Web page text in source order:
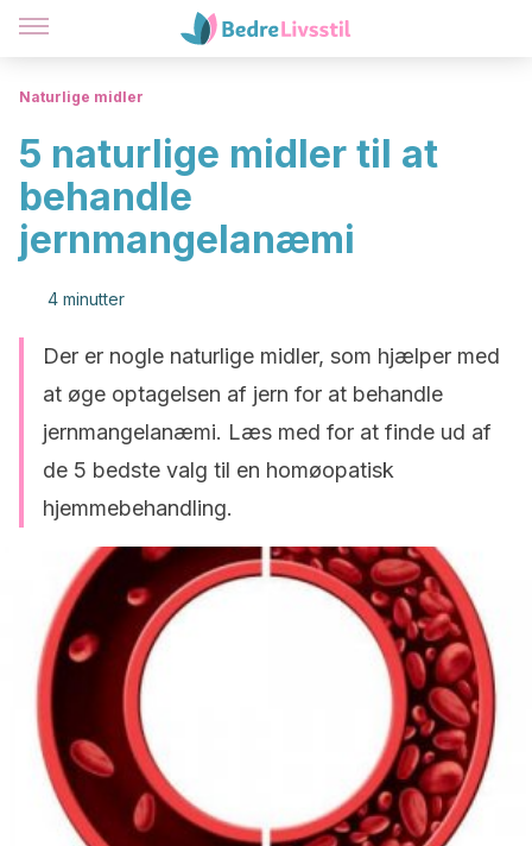
Naturlige midler
5 naturlige midler til at
behandle
jernmangelanæmi
4 minutter
Der er nogle naturlige midler, som hjælper med
at øge optagelsen af jern for at behandle
jernmangelanæmi. Læs med for at finde ud af
de 5 bedste valg til en homøopatisk
hjemmebehandling.